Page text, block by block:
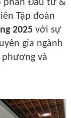
phần Đầu tư &
Tập đoàn
2025 với sự
gia ngành
và